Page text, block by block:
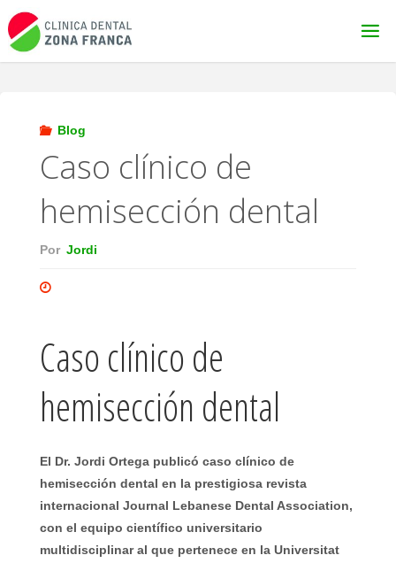
Saltar
al
contenido
Blog
Caso clínico de
hemisección dental
Por Jordi
Caso clínico de
hemisección dental
El Dr. Jordi Ortega publicó caso clínico de
hemisección dental en la prestigiosa revista
internacional Journal Lebanese Dental Association,
con el equipo científico universitario
multidisciplinar al que pertenece en la Universitat